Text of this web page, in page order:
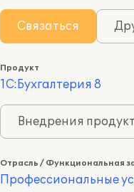
Связаться
Продукт
1С:Бухгалтерия 8
Внедрения
Отрасль / Функциональная
Профессиональные